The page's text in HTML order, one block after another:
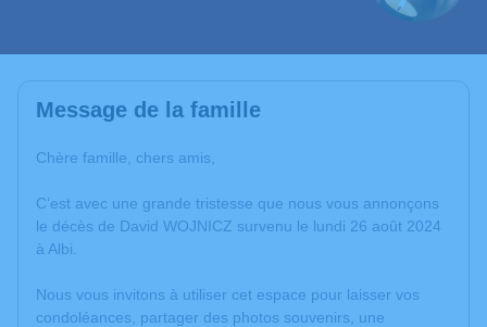
Message de la famille
Chère famille, chers amis,
C’est avec une grande tristesse que nous vous annonçons
le décès de David WOJNICZ survenu le lundi 26 août 2024
à Albi.
Nous vous invitons à utiliser cet espace pour laisser vos
condoléances, partager des photos souvenirs, une